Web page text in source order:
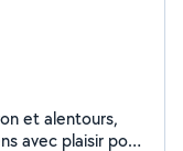
avec plaisir pour